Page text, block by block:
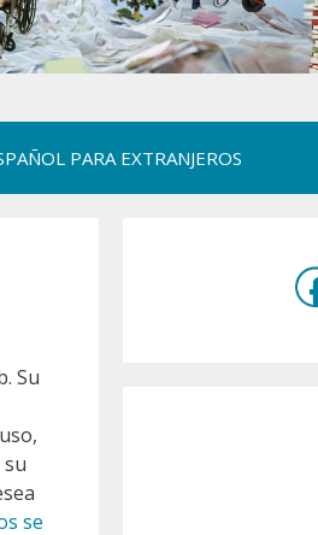
PARA EXTRANJEROS
Su
se